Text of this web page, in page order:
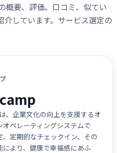
概要、評価、口コミ、似てい
介しています。サービス選定の
、企業文化の向上を支援するオ
オペレーティングシステムで
、定期的なチェックイン、その
により、健康で幸福感にあふ